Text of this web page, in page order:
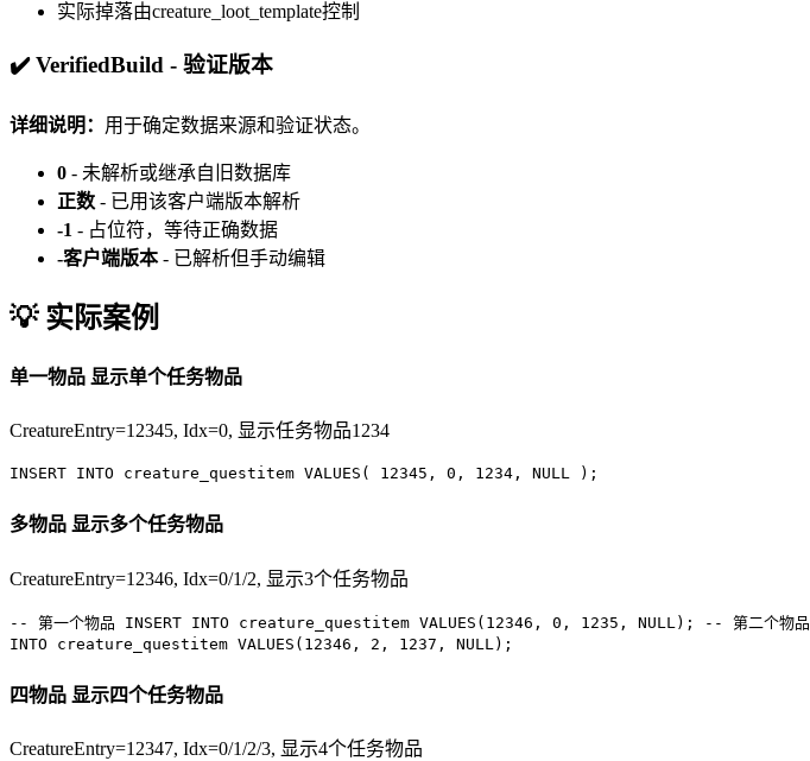
实际掉落由creature_loot_template控制
✔️ VerifiedBuild - 验证版本
详细说明： 用于确定数据来源和验证状态。
0 - 未解析或继承自旧数据库
正数 - 已用该客户端版本解析
-1 - 占位符，等待正确数据
-客户端版本- 已解析但手动编辑
💡 实际案例
单一物品 显示单个任务物品
CreatureEntry=12345, Idx=0, 显示任务物品1234
INSERT INTO creature_questitem VALUES ( 12345 , 0 , 1234 , NULL );
多物品 显示多个任务物品
CreatureEntry=12346, Idx=0/1/2, 显示3个任务物品
-- 第一个物品 INSERT INTO creature_questitem VALUES ( 12346 , 0 , 1235 , NULL ); -- 第二个物品
INTO creature_questitem VALUES ( 12346 , 2 , 1237 , NULL );
四物品 显示四个任务物品
CreatureEntry=12347, Idx=0/1/2/3, 显示4个任务物品